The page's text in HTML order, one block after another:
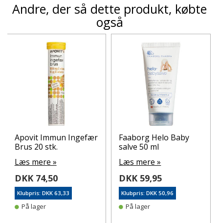
Andre, der så dette produkt, købte
også
Apovit Immun Ingefær
Brus 20 stk.
Læs mere »
DKK 74,50
Klubpris: DKK 63,33
På lager
Faaborg Helo Baby
salve 50 ml
Læs mere »
DKK 59,95
Klubpris: DKK 50,96
På lager